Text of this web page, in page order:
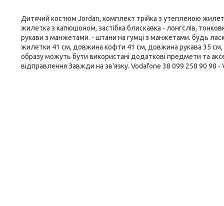
Дитячий костюм Jordan, комплект трійка з утепленою
жилетка з капюшоном, застібка блискавка - лонгслів,
рукави з манжетами. - штани на гумці з манжетами. будь
жилетки 41 см, довжина кофти 41 см, довжина рукава 35 см,
образу можуть бути використані додаткові предмети та
відправлення Завжди на зв'язку. Vodafone 38 099 258 90 98